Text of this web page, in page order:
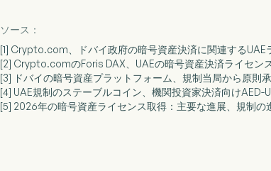
ソース：
[1] Crypto.com、ドバイ政府の暗号資産決済に関連するUAE
[2] Crypto.comのForis DAX、UAEの暗号資産決済ライセン
[3] ドバイの暗号資産プラットフォーム、規制当局から原則
[4] UAE規制のステーブルコイン、機関投資家決済向けAED-
[5] 2026年の暗号資産ライセンス取得：主要な進展、規制の